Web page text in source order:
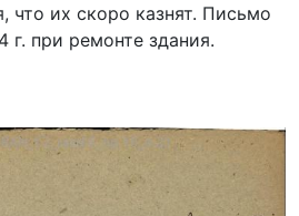
что их скоро казнят. Письмо
г. при ремонте здания.